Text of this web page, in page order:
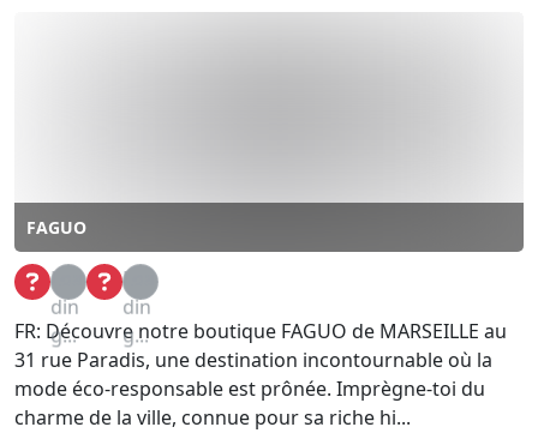
FAGUO
Loa
din
g...
Loa
din
g...
FR: Découvre notre boutique FAGUO de MARSEILLE au
31 rue Paradis, une destination incontournable où la
mode éco-responsable est prônée. Imprègne-toi du
charme de la ville, connue pour sa riche hi...